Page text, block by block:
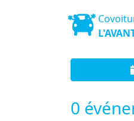
0